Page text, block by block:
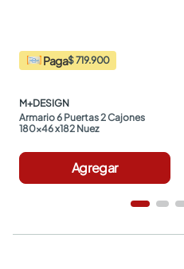
Paga$ 719.900
M+DESIGN
Armario 6 Puertas 2 Cajones
180x46 x182 Nuez
Agregar